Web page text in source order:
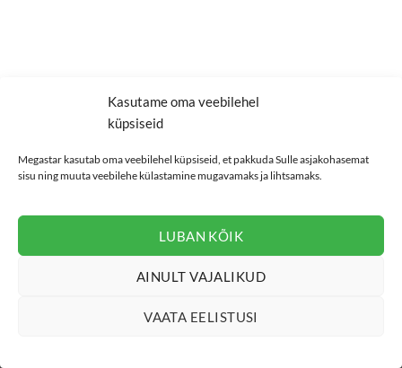
Kasutame oma veebilehel
küpsiseid
Megastar kasutab oma veebilehel küpsiseid, et pakkuda Sulle asjakohasemat
sisu ning muuta veebilehe külastamine mugavamaks ja lihtsamaks.
LUBAN KÕIK
AINULT VAJALIKUD
VAATA EELISTUSI
PRIVAATSUSTINGIMUSED
COOKIE POLICY (EU)
Copyright 2026 ©Megastar